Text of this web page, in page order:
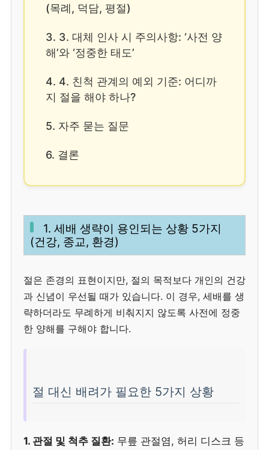
(목례, 덕담, 평절)
3. 3. 대체 인사 시 주의사항: ‘사전 양
해’와 ‘정중한 태도’
4. 4. 친척 관계의 예외 기준: 어디까
지 절을 해야 하나?
5. 자주 묻는 질문
6. 결론
1. 세배 생략이 용인되는 상황 5가지
(건강, 종교, 환경)
절은 존경의 표현이지만, 절의 목적보다 개인의 건강
과 신념이 우선될 때가 있습니다. 이 경우, 세배를 생
략하더라도 무례하게 비춰지지 않도록 사전에 정중
한 양해를 구해야 합니다.
절 대신 배려가 필요한 5가지 상황
1. 관절 및 척추 질환: 무릎 관절염, 허리 디스크 등